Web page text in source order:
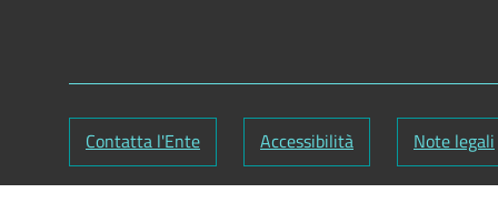
Contatta l'Ente Accessibilità Note legali